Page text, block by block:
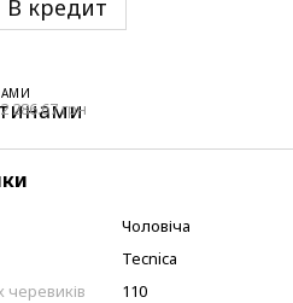
В кредит
286.67 грн
Чоловіча
Tecnica
черевиків
110